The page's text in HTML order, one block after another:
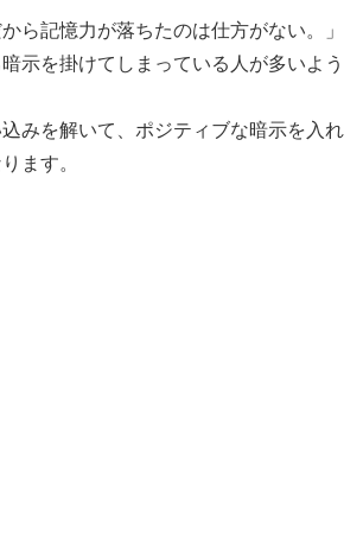
ら記憶力が落ちたのは仕方がない。」
示を掛けてしまっている人が多いよう
みを解いて、ポジティブな暗示を入れ
ます。